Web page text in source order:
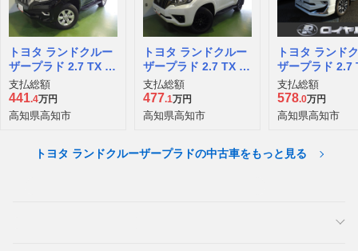
トヨタ ランドクルー
ザープラド 2.7 TX 4
WD
支払総額
441.4万円
高知県高知市
トヨタ ランドクルー
ザープラド 2.7 TX L
パッケージ 70th アニ
バーサリー リミテッ
ド 4WD
支払総額
477.1万円
高知県高知市
トヨタ ランド
ザープラド 2.7
パッケージ
支払総額
578.0万円
高知県高知市
トヨタ ランドクルーザープラドの中古車をもっと見る